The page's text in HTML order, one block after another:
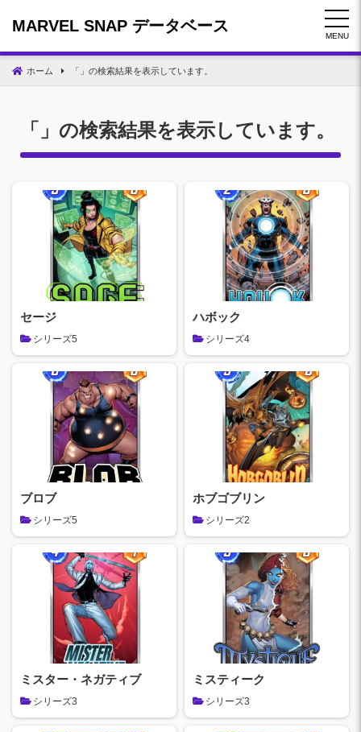
MARVEL SNAP データベース
MENU
ホーム 「」の検索結果を表示しています。
「」の検索結果を表示しています。
セージ
シリーズ5
ハボック
シリーズ4
ブロブ
シリーズ5
ホブゴブリン
シリーズ2
ミスター・ネガティブ
シリーズ3
ミスティーク
シリーズ3